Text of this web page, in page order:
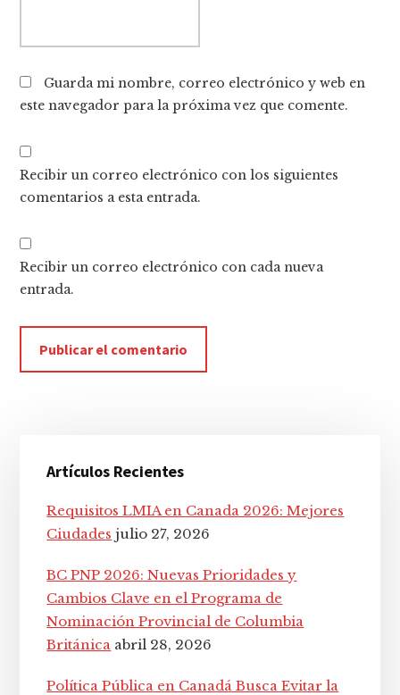
Guarda mi nombre, correo electrónico y web en
este navegador para la próxima vez que comente.
Recibir un correo electrónico con los siguientes
comentarios a esta entrada.
Recibir un correo electrónico con cada nueva
entrada.
lateral
principal
Artículos Recientes
Requisitos LMIA en Canada 2026: Mejores
Ciudades julio 27, 2026
BC PNP 2026: Nuevas Prioridades y
Cambios Clave en el Programa de
Nominación Provincial de Columbia
Británica abril 28, 2026
Política Pública en Canadá Busca Evitar la